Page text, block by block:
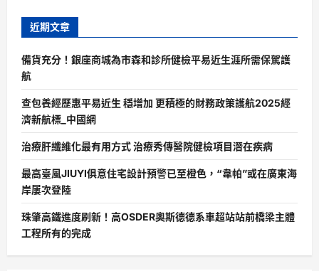
近期文章
備貨充分！銀座商城為市森和診所健檢平易近生涯所需保駕護
航
查包養經歷惠平易近生 穩增加 更積極的財務政策護航2025經
濟新航標_中國網
治療肝纖維化最有用方式 治療秀傳醫院健檢項目潛在疾病
最高臺風JIUYI俱意住宅設計預警已至橙色，“韋帕”或在廣東海
岸屢次登陸
珠肇高鐵進度刷新！高OSDER奧斯德德系車超站站前橋梁主體
工程所有的完成